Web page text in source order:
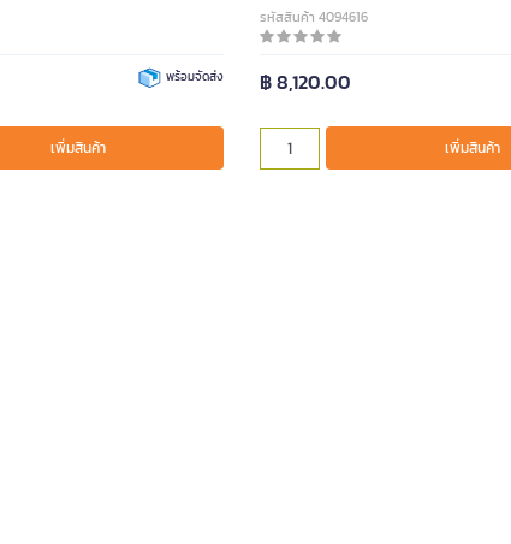
พร้อมจัดส่ง
เพิ่มสินค้า
รหัสสินค้า 4094616
฿ 8,120.00
เพิ่มสินค้า